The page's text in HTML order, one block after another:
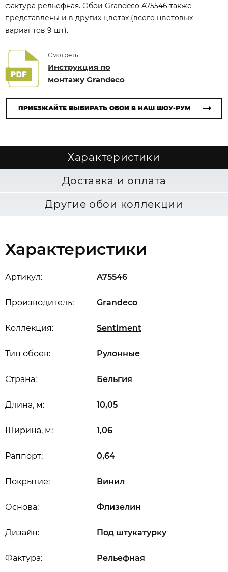
фактура рельефная. Обои Grandeco A75546 также
представлены и в других цветах (всего цветовых
вариантов 9 шт).
Смотреть
Инструкция по
монтажу Grandeco
ПРИЕЗЖАЙТЕ ВЫБИРАТЬ ОБОИ В НАШ ШОУ-РУМ
Характеристики
Доставка и оплата
Другие обои коллекции
Характеристики
Артикул: A75546
Производитель: Grandeco
Коллекция: Sentiment
Длина, м: 10,05
Ширина, м: 1,06
Раппорт: 0,64
Дизайн: Под штукатурку
Основа: Флизелин
Покрытие: Винил
Страна: Бельгия
Тип обоев: Рулонные
Фактура: Рельефная